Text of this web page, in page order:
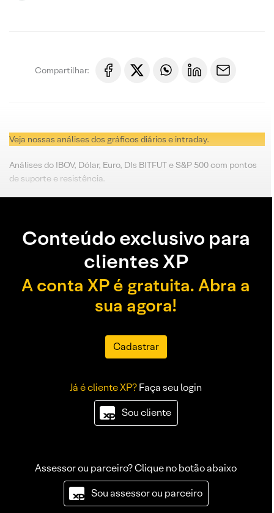
Compartilhar:
Veja nossas análises dos gráficos diários e intraday.
Análises do IBOV, Dólar, Euro, DIs BITFUT e S&P 500 com pontos
de suporte e resistência.
Conteúdo exclusivo para
clientes XP
A conta XP é gratuita. Abra a
sua agora!
Cadastrar
Já é cliente XP?Faça seu login
Sou cliente
Assessor ou parceiro? Clique no botão abaixo
Sou assessor ou parceiro